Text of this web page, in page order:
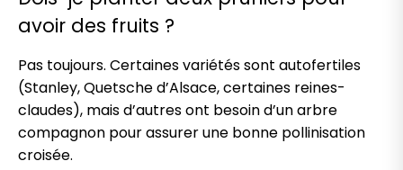
avoir des fruits ?
Pas toujours. Certaines variétés sont autofertiles
(Stanley, Quetsche d’Alsace, certaines reines-
claudes), mais d’autres ont besoin d’un arbre
compagnon pour assurer une bonne pollinisation
croisée.